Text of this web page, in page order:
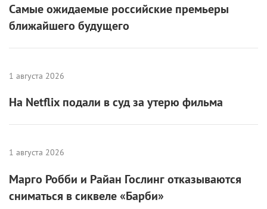
Самые ожидаемые российские премьеры
ближайшего будущего
1 августа 2026
На Netflix подали в суд за утерю фильма
1 августа 2026
Марго Робби и Райан Гослинг отказываются
сниматься в сиквеле «Барби»